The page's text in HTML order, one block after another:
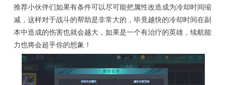
推荐小伙伴们如果有条件可以尽可能把属性改造成为冷却时间缩
减，这样对于战斗的帮助是非常大的，毕竟越快的冷却时间在副
本中造成的伤害也就会越大，如果是一个有治疗的英雄，续航能
力也将会超乎你的想象！